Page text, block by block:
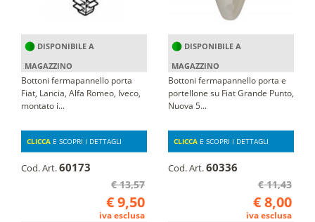
DISPONIBILE A
MAGAZZINO
Bottoni fermapannello porta
Fiat, Lancia, Alfa Romeo, Iveco,
montato i...
CLICCA E SCOPRI I DETTAGLI
Cod. Art.60173
€ 13,57
€ 9,50
iva esclusa
DISPONIBILE A
MAGAZZINO
Bottoni fermapannello porta e
portellone su Fiat Grande Punto,
Nuova 5...
CLICCA E SCOPRI I DETTAGLI
Cod. Art.60336
€ 11,43
€ 8,00
iva esclusa